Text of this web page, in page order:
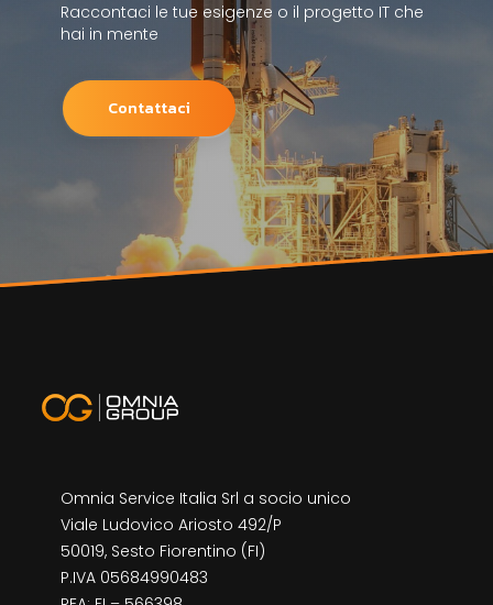
Raccontaci le tue esigenze o il progetto IT che
hai in mente
Contattaci
Omnia Service Italia Srl a socio unico
Viale Ludovico Ariosto 492/P
50019, Sesto Fiorentino (FI)
P.IVA 05684990483